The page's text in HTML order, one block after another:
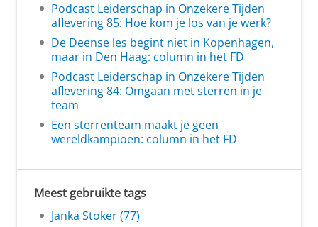
Podcast Leiderschap in Onzekere Tijden
aflevering 85: Hoe kom je los van je werk?
De Deense les begint niet in Kopenhagen,
maar in Den Haag: column in het FD
Podcast Leiderschap in Onzekere Tijden
aflevering 84: Omgaan met sterren in je
team
Een sterrenteam maakt je geen
wereldkampioen: column in het FD
Meest gebruikte tags
Janka Stoker (77)